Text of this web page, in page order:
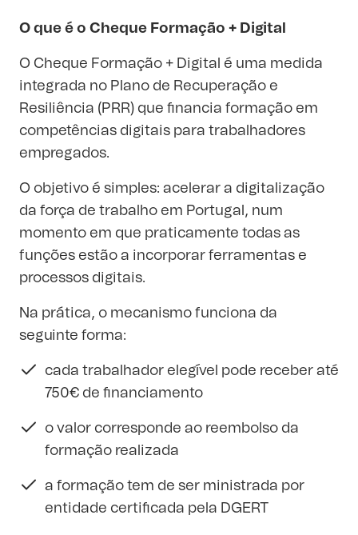
O que é o Cheque Formação + Digital
O Cheque Formação + Digital é uma medida
integrada no Plano de Recuperação e
Resiliência (PRR) que financia formação em
competências digitais para trabalhadores
empregados.
O objetivo é simples: acelerar a digitalização
da força de trabalho em Portugal, num
momento em que praticamente todas as
funções estão a incorporar ferramentas e
processos digitais.
Na prática, o mecanismo funciona da
seguinte forma:
cada trabalhador elegível pode receber até
750€ de financiamento
o valor corresponde ao reembolso da
formação realizada
a formação tem de ser ministrada por
entidade certificada pela DGERT